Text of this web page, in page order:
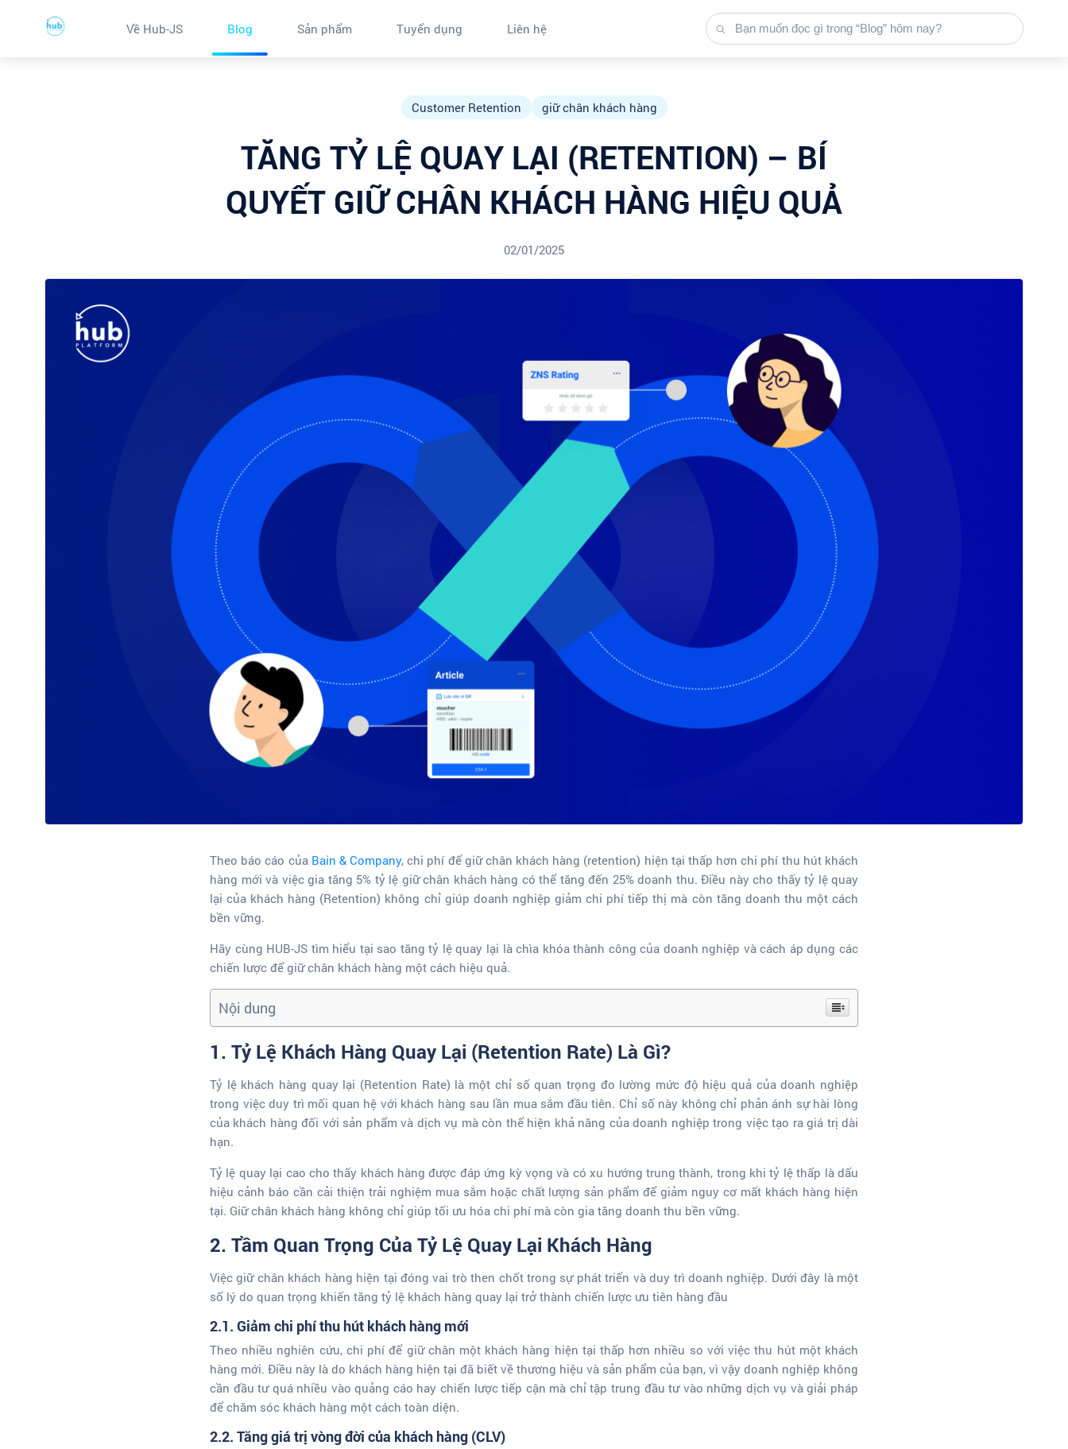
Về Hub-JS Blog Sản phẩm Tuyển dụng Liên hệ
Customer Retention giữ chân khách hàng
TĂNG TỶ LỆ QUAY LẠI (RETENTION) – BÍ
QUYẾT GIỮ CHÂN KHÁCH HÀNG HIỆU QUẢ
02/01/2025
Theo báo cáo của Bain & Company, chi phí để giữ chân khách hàng (retention) hiện tại thấp hơn chi phí thu hút khách
hàng mới và việc gia tăng 5% tỷ lệ giữ chân khách hàng có thể tăng đến 25% doanh thu. Điều này cho thấy tỷ lệ quay
lại của khách hàng (Retention) không chỉ giúp doanh nghiệp giảm chi phí tiếp thị mà còn tăng doanh thu một cách
bền vững.
Hãy cùng HUB-JS tìm hiểu tại sao tăng tỷ lệ quay lại là chìa khóa thành công của doanh nghiệp và cách áp dụng các
chiến lược để giữ chân khách hàng một cách hiệu quả.
Nội dung
1. Tỷ Lệ Khách Hàng Quay Lại (Retention Rate) Là Gì?
Tỷ lệ khách hàng quay lại (Retention Rate) là một chỉ số quan trọng đo lường mức độ hiệu quả của doanh nghiệp
trong việc duy trì mối quan hệ với khách hàng sau lần mua sắm đầu tiên. Chỉ số này không chỉ phản ánh sự hài lòng
của khách hàng đối với sản phẩm và dịch vụ mà còn thể hiện khả năng của doanh nghiệp trong việc tạo ra giá trị dài
hạn.
Tỷ lệ quay lại cao cho thấy khách hàng được đáp ứng kỳ vọng và có xu hướng trung thành, trong khi tỷ lệ thấp là dấu
hiệu cảnh báo cần cải thiện trải nghiệm mua sắm hoặc chất lượng sản phẩm để giảm nguy cơ mất khách hàng hiện
tại. Giữ chân khách hàng không chỉ giúp tối ưu hóa chi phí mà còn gia tăng doanh thu bền vững.
2. Tầm Quan Trọng Của Tỷ Lệ Quay Lại Khách Hàng
Việc giữ chân khách hàng hiện tại đóng vai trò then chốt trong sự phát triển và duy trì doanh nghiệp. Dưới đây là một
số lý do quan trọng khiến tăng tỷ lệ khách hàng quay lại trở thành chiến lược ưu tiên hàng đầu
2.1. Giảm chi phí thu hút khách hàng mới
Theo nhiều nghiên cứu, chi phí để giữ chân một khách hàng hiện tại thấp hơn nhiều so với việc thu hút một khách
hàng mới. Điều này là do khách hàng hiện tại đã biết về thương hiệu và sản phẩm của bạn, vì vậy doanh nghiệp không
cần đầu tư quá nhiều vào quảng cáo hay chiến lược tiếp cận mà chỉ tập trung đầu tư vào những dịch vụ và giải pháp
để chăm sóc khách hàng một cách toàn diện.
2.2. Tăng giá trị vòng đời của khách hàng (CLV)